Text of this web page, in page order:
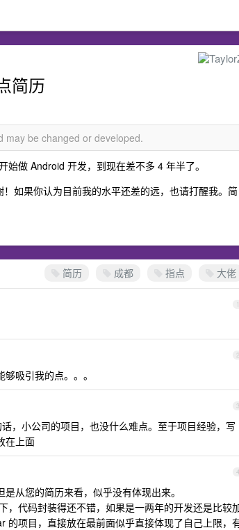
简历
may be changed or developed.
做 Android 开发，到现在差不多 4 年半了。
如果你认为目前我的水平还差的远，也请打醒我。简
简历 成都 指点 大佬
1
2
吸引我的点。。。
3
，小公司的项目，也没什么难点。至于项目经验，写
在上面
4
从您的简历来看，似乎没有体现出来。
代码封装得还不错，如果是一两年的开发还是比较
的项目，直接放在最前面似乎直接体现了自己上限，